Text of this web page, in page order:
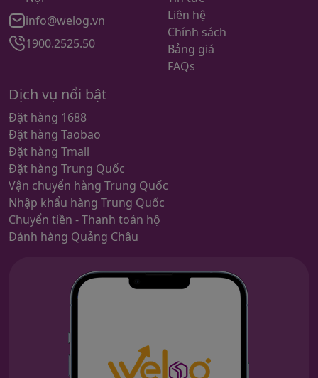
info@welog.vn
1900.2525.50
Liên hệ
Chính sách
Bảng giá
FAQs
Dịch vụ nổi bật
Đặt hàng 1688
Đặt hàng Taobao
Đặt hàng Tmall
Đặt hàng Trung Quốc
Vận chuyển hàng Trung Quốc
Nhập khẩu hàng Trung Quốc
Chuyển tiền - Thanh toán hộ
Đánh hàng Quảng Châu